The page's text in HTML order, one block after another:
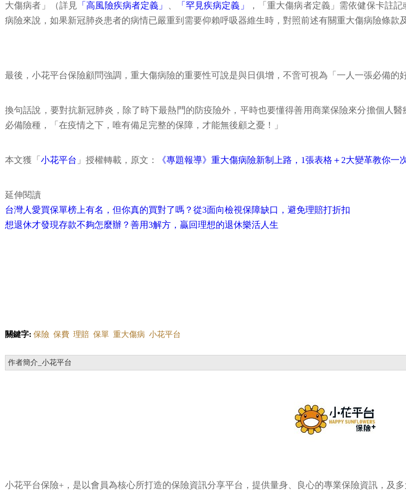
大傷病者」（詳見 「高風險疾病者定義」 、 「罕見疾病定義」
，「重大傷病者定義」需依健保卡註
病險來說，如果新冠肺炎患者的病情已嚴重到需要仰賴呼吸器維生時，對照前述有關重大傷病險條款
最後，小花平台保險顧問強調，重大傷病險的重要性可說是與日俱增，不啻可視為「一人一張必備的
換句話說，要對抗新冠肺炎，除了時下最熱門的防疫險外，平時也要懂得善用商業保險來分擔個人
必備險種，「在疫情之下，唯有備足完整的保障，才能無後顧之憂！」
本文獲「 小花平台 」授權轉載，原文： 《專題報導》重大傷病險新制上路，1張表格＋2大變革教你一
延伸閱讀
台灣人愛買保單榜上有名，但你真的買對了嗎？從3面向檢視保障缺口，避免理賠打折扣
想退休才發現存款不夠怎麼辦？善用3解方，贏回理想的退休樂活人生
關鍵字: 保險 保費 理賠 保單 重大傷病 小花平台
作者簡介_小花平台
小花平台保險+，是以會員為核心所打造的保險資訊分享平台，提供量身、良心的專業保險資訊，及